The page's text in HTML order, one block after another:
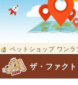
ペットショップ ワンラ
ザ・ファク